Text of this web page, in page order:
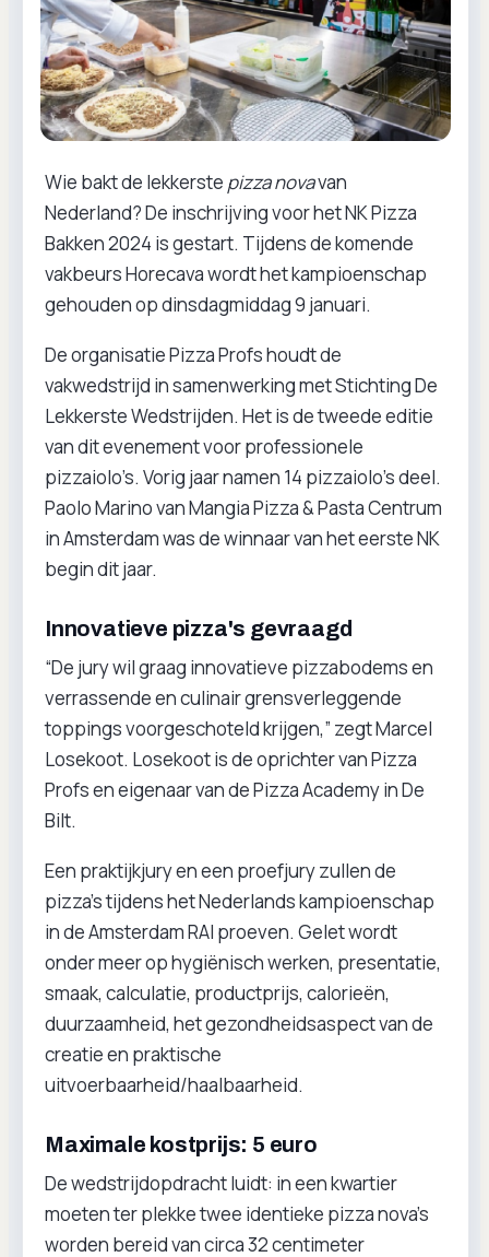
Wie bakt de lekkerste pizza novavan
Nederland? De inschrijving voor het NK Pizza
Bakken 2024 is gestart. Tijdens de komende
vakbeurs Horecava wordt het kampioenschap
gehouden op dinsdagmiddag 9 januari.
De organisatie Pizza Profs houdt de
vakwedstrijd in samenwerking met Stichting De
Lekkerste Wedstrijden. Het is de tweede editie
van dit evenement voor professionele
pizzaiolo’s. Vorig jaar namen 14 pizzaiolo’s deel.
Paolo Marino van Mangia Pizza & Pasta Centrum
in Amsterdam was de winnaar van het eerste NK
begin dit jaar.
Innovatieve pizza's gevraagd
“De jury wil graag innovatieve pizzabodems en
verrassende en culinair grensverleggende
toppings voorgeschoteld krijgen,” zegt Marcel
Losekoot. Losekoot is de oprichter van Pizza
Profs en eigenaar van de Pizza Academy in De
Bilt.
Een praktijkjury en een proefjury zullen de
pizza’s tijdens het Nederlands kampioenschap
in de Amsterdam RAI proeven. Gelet wordt
onder meer op hygiënisch werken, presentatie,
smaak, calculatie, productprijs, calorieën,
duurzaamheid, het gezondheidsaspect van de
creatie en praktische
uitvoerbaarheid/haalbaarheid.
Maximale kostprijs: 5 euro
De wedstrijdopdracht luidt: in een kwartier
moeten ter plekke twee identieke pizza nova’s
worden bereid van circa 32 centimeter